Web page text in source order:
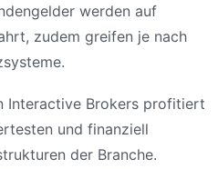
werden auf
zudem greifen je nach
Interactive Brokers profitiert
und finanziell
der Branche.